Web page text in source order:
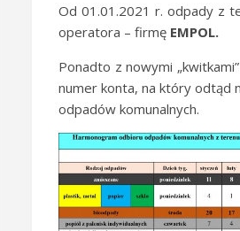
Od 01.01.2021 r. odpady z
operatora – firmę EMPOL.
Ponadto z nowymi
numer konta, na który odtąd
odpadów komunalnych.